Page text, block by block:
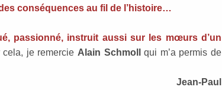
conséquences au fil de l’histoire…
passionné, instruit aussi sur les mœurs d’un
cela, je remercie Alain Schmoll
qui m’a permis de
Jean-Paul